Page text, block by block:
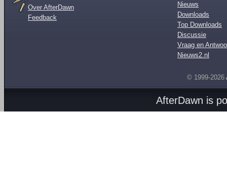
Over AfterDawn
Feedback
Nieuws
Downloads
Top Downloads
Discussie
Vraag en
Nieuws2.nl
© 1999-2026
AfterDawn is